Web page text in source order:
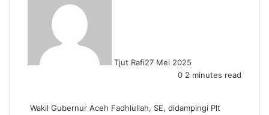
Tjut Rafi27 Mei 2025
0 2 minutes read
Wakil Gubernur Aceh Fadhlullah, SE, didampingi Plt